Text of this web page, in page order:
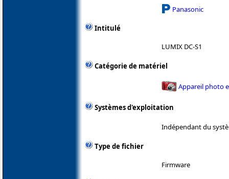
Panasonic
Intitulé
LUMIX DC-S1
Catégorie de matériel
Appareil photo
Systèmes d'exploitation
Indépendant du
Type de fichier
Firmware